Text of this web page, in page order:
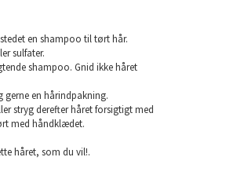
en shampoo til tørt hår.
sulfater.
shampoo. Gnid ikke håret
gerne en hårindpakning.
stryg derefter håret forsigtigt med
med håndklædet.
håret, som du vil!.